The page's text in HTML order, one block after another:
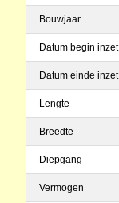
Bouwjaar
Datum begin inzet
Datum einde inzet
Lengte
Breedte
Diepgang
Vermogen